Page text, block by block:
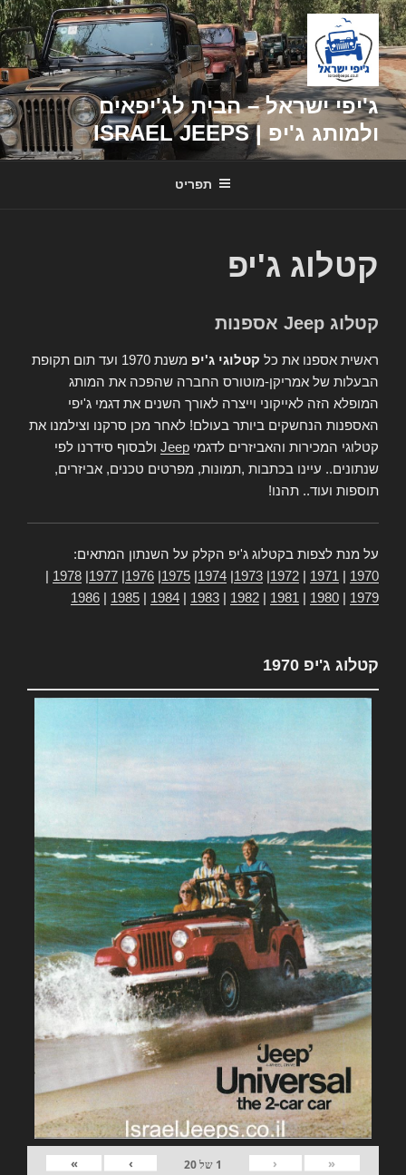
דילוג
לתוכן
ג'יפי ישראל – הבית לג'יפאים
ולמותג ג'יפ | ISRAEL JEEPS
תפריט
קטלוג ג'יפ
קטלוג Jeep אספנות
ראשית אספנו את כל קטלוגי ג'יפ
משנת 1970 ועד תום תקופת
הבעלות של אמריקן-מוטורס החברה שהפכה את המותג
המופלא הזה לאייקוני וייצרה לאורך השנים את דגמי ג'יפי
האספנות הנחשקים ביותר בעולם! לאחר מכן סרקנו וצילמנו את
קטלוגי המכירות והאביזרים לדגמי Jeep ולבסוף סידרנו לפי
שנתונים.. עיינו בכתבות ,תמונות, מפרטים טכנים, אביזרים,
תוספות ועוד.. תהנו!
על מנת לצפות בקטלוג ג'יפ הקלק על השנתון המתאים:
1970
1971
1972
1973
1974
1975
1976
1977
1978
1979
1980
1981
1982
1983
1984
1985
1986
קטלוג ג'יפ 1970
«
‹
1 של20
›
»